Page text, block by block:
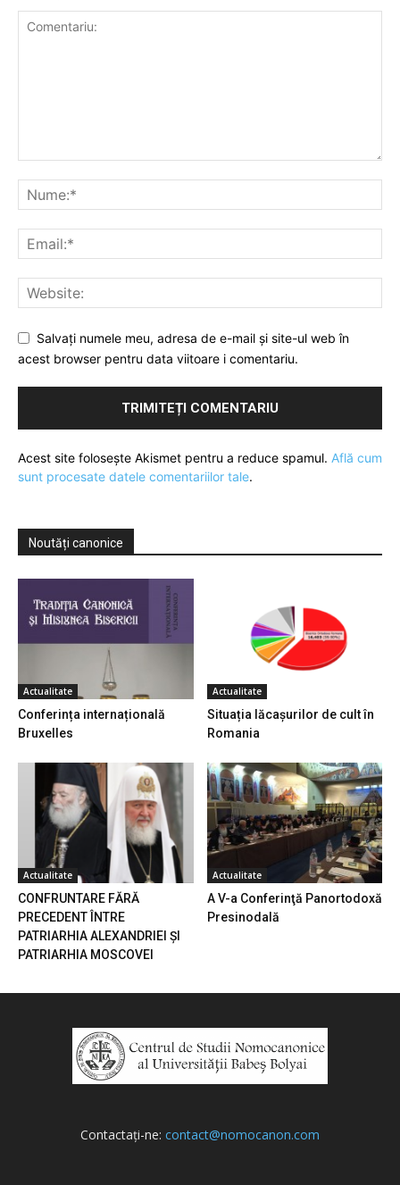
Salvați numele meu, adresa de e-mail și site-ul web în
acest browser pentru data viitoare i comentariu.
Acest site folosește Akismet pentru a reduce spamul. Află cum
sunt procesate datele comentariilor tale.
Noutăți canonice
Actualitate
Conferința internațională
Bruxelles
Actualitate
Situația lăcașurilor de cult în
Romania
Actualitate
CONFRUNTARE FĂRĂ
PRECEDENT ÎNTRE
PATRIARHIA ALEXANDRIEI ȘI
PATRIARHIA MOSCOVEI
Actualitate
A V-a Conferinţă Panortodoxă
Presinodală
Contactați-ne: contact@nomocanon.com